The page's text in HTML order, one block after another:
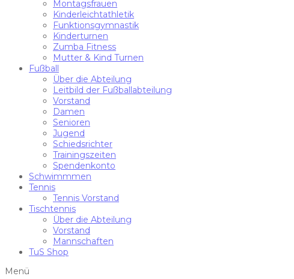
Montagsfrauen
Kinderleichtathletik
Funktionsgymnastik
Kinderturnen
Zumba Fitness
Mutter & Kind Turnen
Fußball
Über die Abteilung
Leitbild der Fußballabteilung
Vorstand
Damen
Senioren
Jugend
Schiedsrichter
Trainingszeiten
Spendenkonto
Schwimmmen
Tennis
Tennis Vorstand
Tischtennis
Über die Abteilung
Vorstand
Mannschaften
TuS Shop
Menü